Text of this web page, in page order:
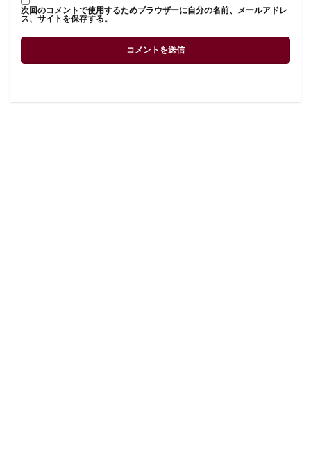
次回のコメントで使用するためブラウザーに自分の名前、メールアドレ
ス、サイトを保存する。